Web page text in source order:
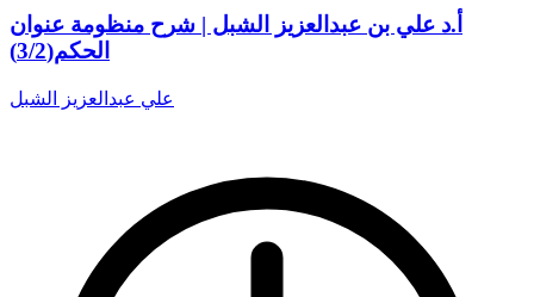
أ.د علي بن عبدالعزيز الشبل | شرح منظومة عنوان
الحكم(3/2)
علي عبدالعزيز الشبل